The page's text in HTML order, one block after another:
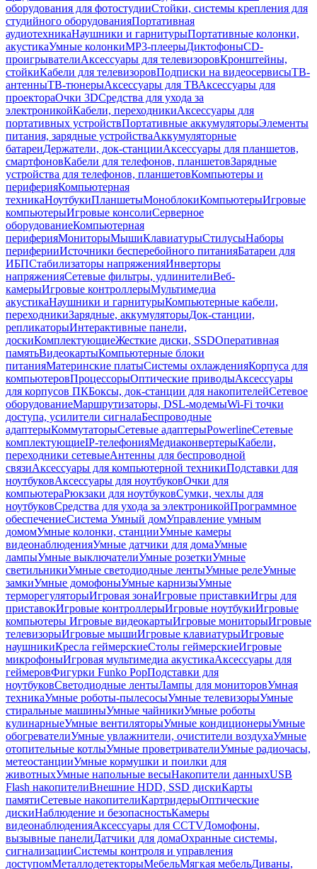
оборудования для фотостудииСтойки, системы крепления для
студийного оборудованияПортативная
аудиотехникаНаушники и гарнитурыПортативные колонки,
акустикаУмные колонкиMP3-плеерыДиктофоныCD-
проигрывателиАксессуары для телевизоровКронштейны,
стойкиКабели для телевизоровПодписки на видеосервисыТВ-
антенныТВ-тюнерыАксессуары для ТВАксессуары для
проектораОчки 3DСредства для ухода за
электроникойКабели, переходникиАксессуары для
портативных устройствПортативные аккумуляторыЭлементы
питания, зарядные устройстваАккумуляторные
батареиДержатели, док-станцииАксессуары для планшетов,
смартфоновКабели для телефонов, планшетовЗарядные
устройства для телефонов, планшетовКомпьютеры и
периферияКомпьютерная
техникаНоутбукиПланшетыМоноблокиКомпьютерыИгровые
компьютерыИгровые консолиСерверное
оборудованиеКомпьютерная
периферияМониторыМышиКлавиатурыСтилусыНаборы
периферииИсточники бесперебойного питанияБатареи для
ИБПСтабилизаторы напряженияИнверторы
напряженияСетевые фильтры, удлинителиВеб-
камерыИгровые контроллерыМультимедиа
акустикаНаушники и гарнитурыКомпьютерные кабели,
переходникиЗарядные, аккумуляторыДок-станции,
репликаторыИнтерактивные панели,
доскиКомплектующиеЖесткие диски, SSDОперативная
памятьВидеокартыКомпьютерные блоки
питанияМатеринские платыСистемы охлажденияКорпуса для
компьютеровПроцессорыОптические приводыАксессуары
для корпусов ПКБоксы, док-станции для накопителейСетевое
оборудованиеМаршрутизаторы, DSL-модемыWi-Fi точки
доступа, усилители сигналаБеспроводные
адаптерыКоммутаторыСетевые адаптерыPowerlineСетевые
комплектующиеIP-телефонияМедиаконвертерыКабели,
переходники сетевыеАнтенны для беспроводной
связиАксессуары для компьютерной техникиПодставки для
ноутбуковАксессуары для ноутбуковОчки для
компьютераРюкзаки для ноутбуковСумки, чехлы для
ноутбуковСредства для ухода за электроникойПрограммное
обеспечениеСистема Умный домУправление умным
домомУмные колонки, станцииУмные камеры
видеонаблюденияУмные датчики для домаУмные
лампыУмные выключателиУмные розеткиУмные
светильникиУмные светодиодные лентыУмные релеУмные
замкиУмные домофоныУмные карнизыУмные
терморегуляторыИгровая зонаИгровые приставкиИгры для
приставокИгровые контроллерыИгровые ноутбукиИгровые
компьютеры Игровые видеокартыИгровые мониторыИгровые
телевизорыИгровые мышиИгровые клавиатурыИгровые
наушникиКресла геймерскиеСтолы геймерскиеИгровые
микрофоныИгровая мультимедиа акустикаАксессуары для
геймеровФигурки Funko PopПодставки для
ноутбуковСветодиодные лентыЛампы для мониторовУмная
техникаУмные роботы-пылесосыУмные телевизорыУмные
стиральные машиныУмные чайникиУмные роботы
кулинарныеУмные вентиляторыУмные кондиционерыУмные
обогревателиУмные увлажнители, очистители воздухаУмные
отопительные котлыУмные проветривателиУмные радиочасы,
метеостанцииУмные кормушки и поилки для
животныхУмные напольные весыНакопители данныхUSB
Flash накопителиВнешние HDD, SSD дискиКарты
памятиСетевые накопителиКартридерыОптические
дискиНаблюдение и безопасностьКамеры
видеонаблюденияАксессуары для CCTVДомофоны,
вызывные панелиДатчики для домаОхранные системы,
сигнализацииСистемы контроля и управления
доступомМеталлодетекторыМебельМягкая мебельДиваны,